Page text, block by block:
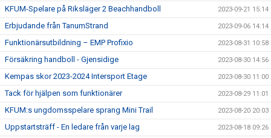
KFUM-Spelare på Riksläger 2 Beachhandboll 2023-09-21 15:14
Erbjudande från TanumStrand 2023-09-06 14:14
Funktionärsutbildning – EMP Profixio 2023-08-31 10:58
Försäkring handboll - Gjensidige 2023-08-30 14:56
Kempas skor 2023-2024 Intersport Etage 2023-08-30 11:00
Tack för hjälpen som funktionärer 2023-08-29 11:01
KFUM:s ungdomsspelare sprang Mini Trail 2023-08-20 20:03
Uppstartsträff - En ledare från varje lag 2023-08-18 09:26